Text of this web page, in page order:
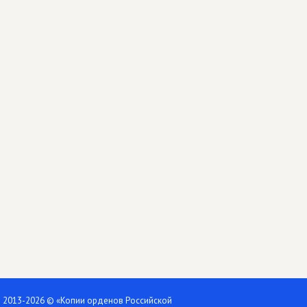
2013-2026 © «Копии орденов Российской